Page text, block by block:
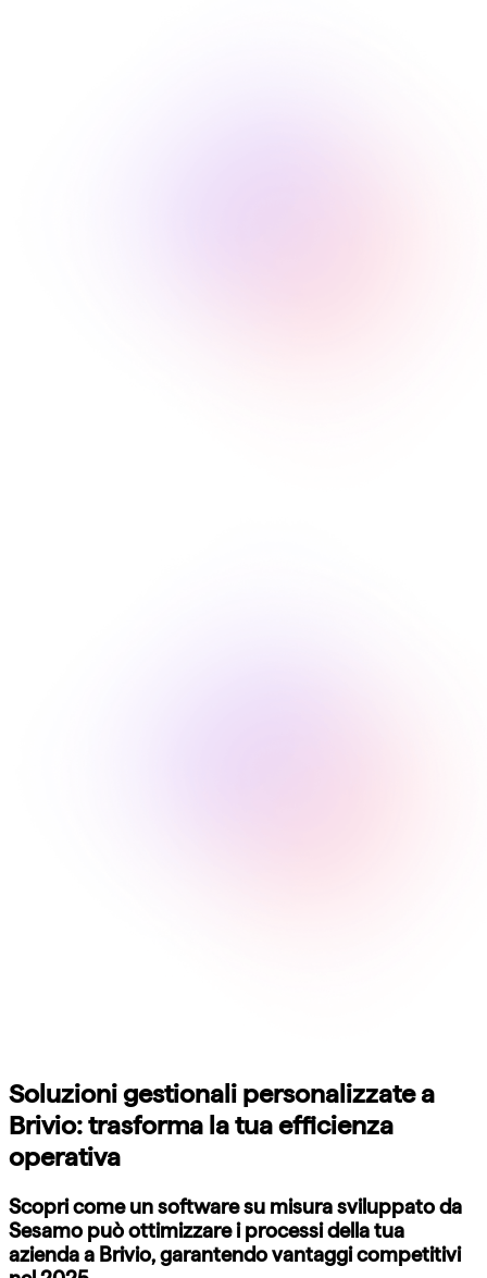
Soluzioni gestionali personalizzate a
Brivio: trasforma la tua efficienza
operativa
Scopri come un software su misura sviluppato da
Sesamo può ottimizzare i processi della tua
azienda a Brivio, garantendo vantaggi competitivi